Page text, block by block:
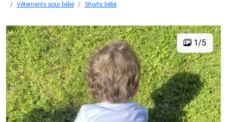
Vêtements pour bébé
Shorts bébé
1/5